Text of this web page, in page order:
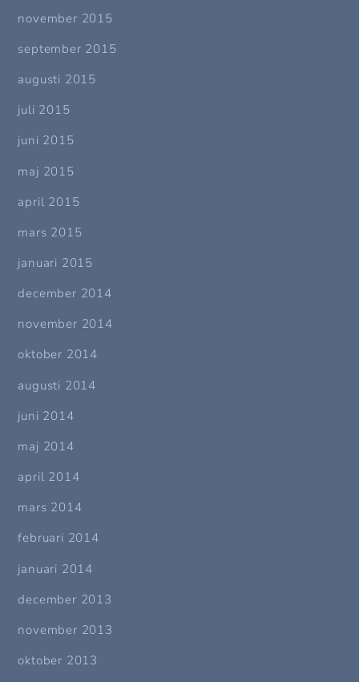
november 2015
september 2015
augusti 2015
juli 2015
juni 2015
maj 2015
april 2015
mars 2015
januari 2015
december 2014
november 2014
oktober 2014
augusti 2014
juni 2014
maj 2014
april 2014
mars 2014
februari 2014
januari 2014
december 2013
november 2013
oktober 2013